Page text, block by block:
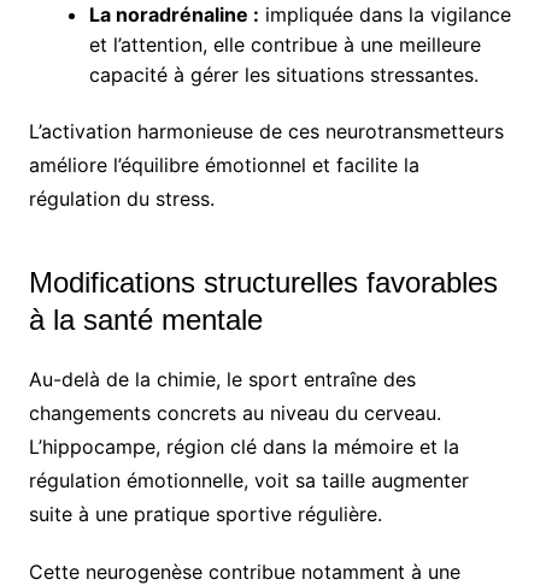
La noradrénaline : impliquée dans la vigilance
et l’attention, elle contribue à une meilleure
capacité à gérer les situations stressantes.
L’activation harmonieuse de ces neurotransmetteurs
améliore l’équilibre émotionnel et facilite la
régulation du stress.
Modifications structurelles favorables
à la santé mentale
Au-delà de la chimie, le sport entraîne des
changements concrets au niveau du cerveau.
L’hippocampe, région clé dans la mémoire et la
régulation émotionnelle, voit sa taille augmenter
suite à une pratique sportive régulière.
Cette neurogenèse contribue notamment à une